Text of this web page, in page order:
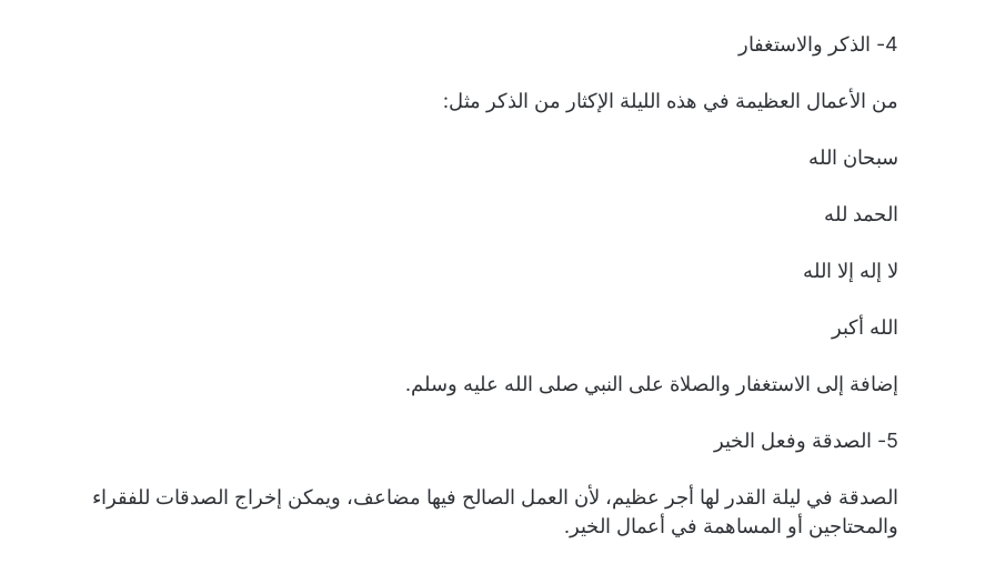
4- الذكر والاستغفار
من الأعمال العظيمة في هذه الليلة الإكثار من الذكر مثل:
سبحان الله
الحمد لله
لا إله إلا الله
الله أكبر
إضافة إلى الاستغفار والصلاة على النبي صلى الله عليه وسلم.
5- الصدقة وفعل الخير
الصدقة في ليلة القدر لها أجر عظيم، لأن العمل الصالح فيها مضاعف، ويمكن إخراج الصدقات للفقراء
والمحتاجين أو المساهمة في أعمال الخير.